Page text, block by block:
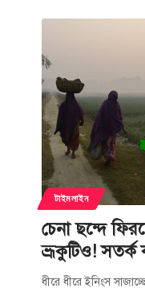
টাইমলাইন
চেনা ছন্দে
ভ্রূকুটিও!
ধীরে ধীরে ইনিংস